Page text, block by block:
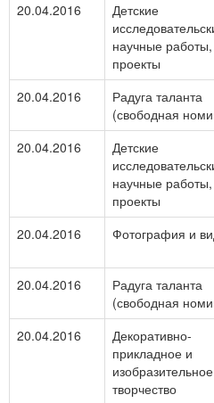
20.04.2016
Детские
научные работы,
проекты
20.04.2016
Радуга таланта
(свободная
20.04.2016
Детские
научные работы,
проекты
20.04.2016 Фотография и
20.04.2016
Радуга таланта
(свободная
20.04.2016
Декоративно-
прикладное и
изобразительное
творчество